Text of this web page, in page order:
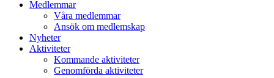
Medlemmar
Våra medlemmar
Ansök om medlemskap
Nyheter
Aktiviteter
Kommande aktiviteter
Genomförda aktiviteter